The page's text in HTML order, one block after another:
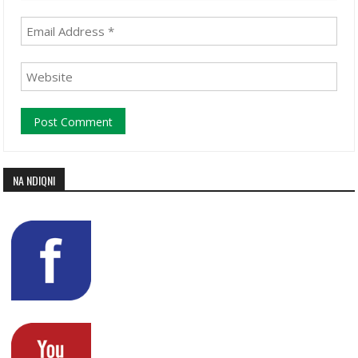
NA NDIQNI